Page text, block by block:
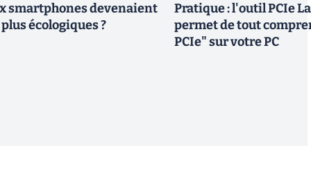
smartphones devenaient
écologiques ?
Pratique : l'outil PCIe
permet de tout
PCIe" sur votre PC